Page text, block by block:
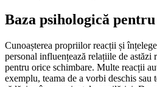
Baza psihologică
Cunoașterea propriilor reacții și
personal influențează relațiile de astăzi
pentru orice schimbare. Multe reacții
exemplu, teama de a vorbi deschis sau